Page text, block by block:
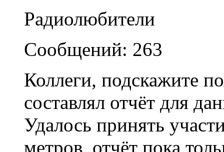
Радиолюбители
Сообщений: 263
Коллеги, подскажите
составлял отчёт для
Удалось принять
метров, отчёт пока